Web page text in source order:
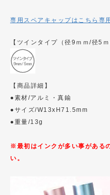
専用スペアキャップはこちら 専
【ツインタイプ（径9ｍｍ/径5ｍ
【商品詳細】
●素材/アルミ・真鍮
●サイズ/W13xH71.5mm
●重量/13g
※最初はインクが多い事がある
い。